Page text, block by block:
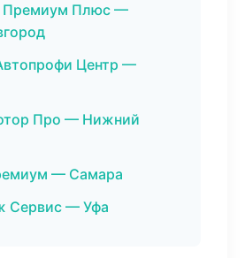
Премиум Плюс —
Центр —
Про — Нижний
— Самара
Сервис — Уфа